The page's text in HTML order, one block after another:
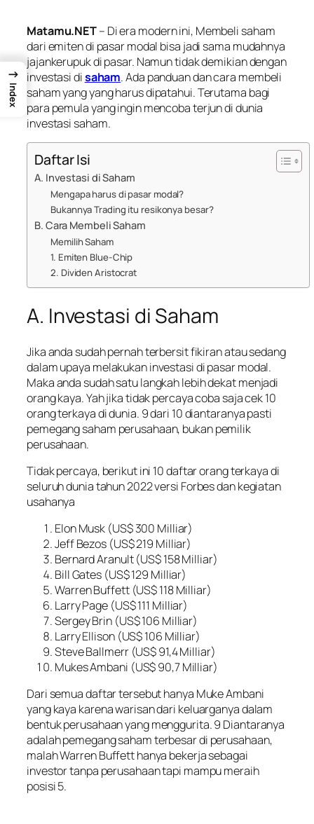
Matamu.NET– Di era modern ini, Membeli saham
dari emiten di pasar modal bisa jadi sama mudahnya
jajankerupuk di pasar. Namun tidak demikian dengan
investasi disaham. Ada panduan dan cara membeli
saham yang yang harus dipatahui. Terutama bagi
para pemula yang ingin mencoba terjun di dunia
investasi saham.
Daftar Isi
A. Investasi di Saham
Mengapa harus di pasar modal?
Bukannya Trading itu resikonya besar?
B. Cara Membeli Saham
Memilih Saham
1. Emiten Blue-Chip
2. Dividen Aristocrat
A. Investasi di Saham
Jika anda sudah pernah terbersit fikiran atau sedang
dalam upaya melakukan investasi di pasar modal.
Maka anda sudah satu langkah lebih dekat menjadi
orang kaya. Yah jika tidak percaya coba saja cek 10
orang terkaya di dunia. 9 dari 10 diantaranya pasti
pemegang saham perusahaan, bukan pemilik
perusahaan.
Tidak percaya, berikut ini 10 daftar orang terkaya di
seluruh dunia tahun 2022 versi Forbes dan kegiatan
usahanya
Elon Musk (US$ 300 Milliar)
Jeff Bezos (US$ 219 Milliar)
Bernard Aranult (US$ 158 Milliar)
Bill Gates (US$ 129 Milliar)
Warren Buffett (US$ 118 Milliar)
Larry Page (US$ 111 Milliar)
Sergey Brin (US$ 106 Milliar)
Larry Ellison (US$ 106 Milliar)
Steve Ballmerr (US$ 91,4 Milliar)
Mukes Ambani (US$ 90,7 Milliar)
Dari semua daftar tersebut hanya Muke Ambani
yang kaya karena warisan dari keluarganya dalam
bentuk perusahaan yang menggurita. 9 Diantaranya
adalah pemegang saham terbesar di perusahaan,
malah Warren Buffett hanya bekerja sebagai
investor tanpa perusahaan tapi mampu meraih
posisi 5.
→
Index